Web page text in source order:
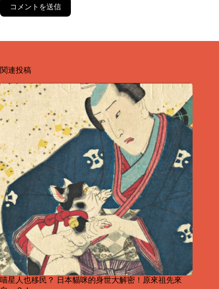
コメントを送信
関連投稿
喵星人也移民？ 日本貓咪的身世大解密！原來祖先來